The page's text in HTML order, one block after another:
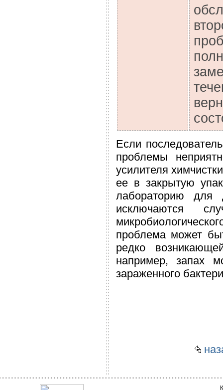
Если
проблемы
усилителя
ее в закрытую
лабораторию для
исключаются
проблема может
редко
например, запах
зараженного